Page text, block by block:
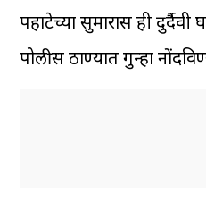
पहाटेच्या सुमारास ही दुर्दैवी
पोलीस ठाण्यात गुन्हा